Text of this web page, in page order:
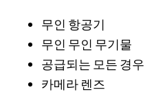
무인 항공기
무인 무인 무기물
공급되는 모든 경우
카메라 렌즈